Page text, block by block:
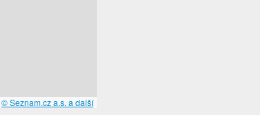
© Seznam.cz a.s. a další